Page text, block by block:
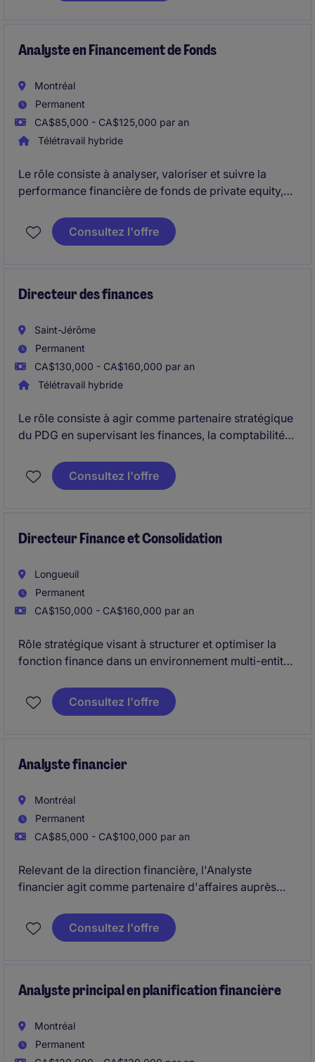
Analyste en Financement de Fonds
Montréal
Permanent
CA$85,000 - CA$125,000 par an
Télétravail hybride
Le rôle consiste à analyser, valoriser et suivre la
performance financière de fonds de private equity,
investisseurs et parties prenantes. Il implique
également le contrôle des flux, la coordination avec
Consultez l'offre
Directeur des finances
Saint-Jérôme
Permanent
CA$130,000 - CA$160,000 par an
Télétravail hybride
Le rôle consiste à agir comme partenaire stratégique
du PDG en supervisant les finances, la comptabilité
performance financière, de la rentabilité, de la
trésorerie et des projets d'amélioration de
Consultez l'offre
Directeur Finance et Consolidation
Longueuil
Permanent
CA$150,000 - CA$160,000 par an
Rôle stratégique visant à structurer et optimiser la
fonction finance dans un environnement multi-entités
les contrôles et l'intégration d'acquisitions tout en
encadrant une équipe clé.
Consultez l'offre
Analyste financier
Montréal
Permanent
CA$85,000 - CA$100,000 par an
Relevant de la direction financière, l'Analyste
financier agit comme partenaire d'affaires auprès
contribue à la planification financière, à l'analyse de
la performance, au développement d'outils
Consultez l'offre
Analyste principal en planification financière
Montréal
Permanent